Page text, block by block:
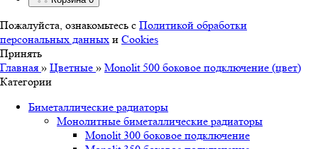
Пожалуйста, ознакомьтесь с Политикой обработки
персональных данных и Cookies
Принять
Главная » Цветные » Monolit 500 боковое подключение (цвет)
Категории
Биметаллические радиаторы
Монолитные биметаллические радиаторы
Mоnоlit 300 боковое подключение